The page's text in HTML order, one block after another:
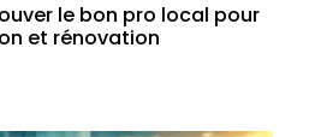
le bon pro local pour
et rénovation